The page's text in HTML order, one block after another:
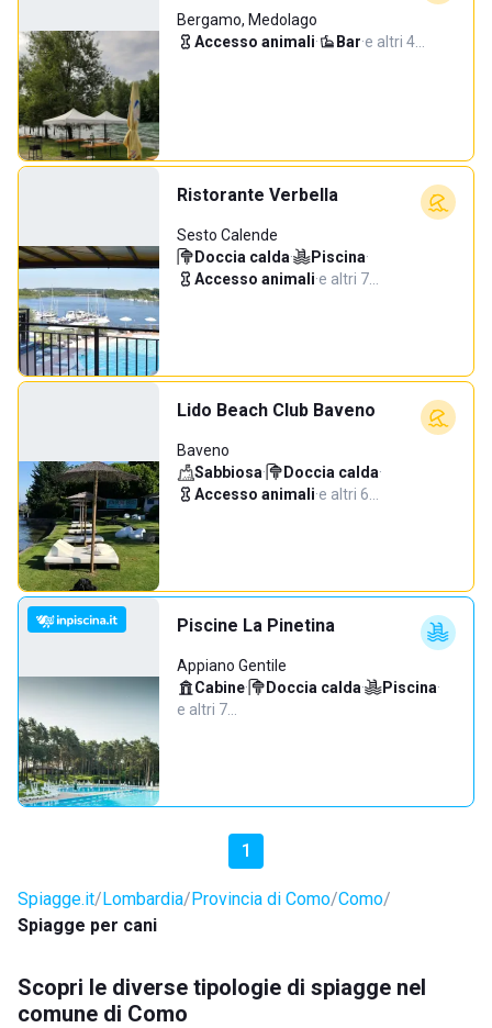
Bergamo, Medolago
Accesso animali· Bar·e altri 4…
Ristorante Verbella
Sesto Calende
Doccia calda· Piscina·
Accesso animali·e altri 7…
Lido Beach Club Baveno
Baveno
Sabbiosa· Doccia calda·
Accesso animali·e altri 6…
Piscine La Pinetina
Appiano Gentile
Cabine· Doccia calda· Piscina·
e altri 7…
1
Spiagge.it Lombardia Provincia di Como Como
Spiagge per cani
Scopri le diverse tipologie di spiagge nel
comune di Como